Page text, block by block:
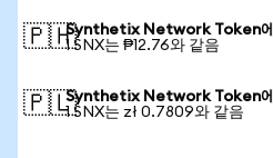
🇵🇭Synthetix Network Token에
1 SNX는 ₱12.76와 같음
🇵🇱Synthetix Network Token에
1 SNX는 zł 0.7809와 같음